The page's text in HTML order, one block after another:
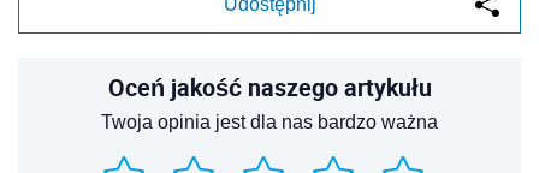
Udostępnij
Oceń jakość naszego artykułu
Twoja opinia jest dla nas bardzo ważna